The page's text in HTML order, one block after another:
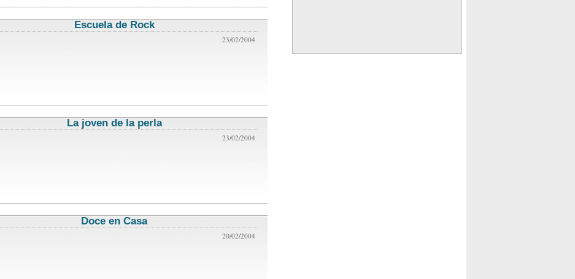
Escuela de Rockcritica de cine
23/02/2004
La joven de la perlacritica de cine
23/02/2004
Doce en Casa
20/02/2004